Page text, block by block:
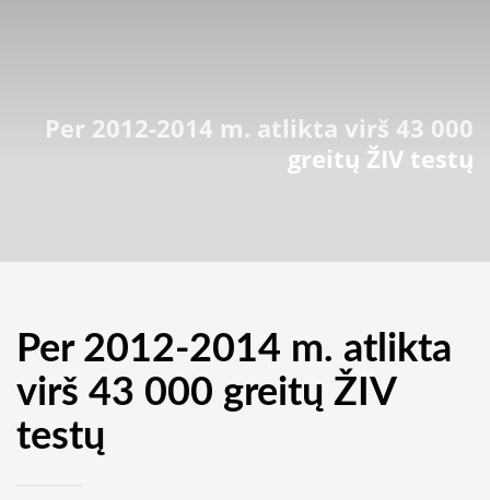
Per 2012-2014 m. atlikta virš 43 000
greitų ŽIV testų
Per 2012-2014 m. atlikta
virš 43 000 greitų ŽIV
testų